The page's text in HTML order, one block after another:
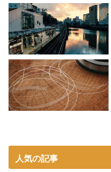
人気の記事